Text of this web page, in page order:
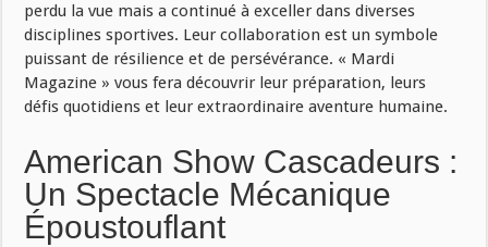
perdu la vue mais a continué à exceller dans diverses
disciplines sportives. Leur collaboration est un symbole
puissant de résilience et de persévérance. « Mardi
Magazine » vous fera découvrir leur préparation, leurs
défis quotidiens et leur extraordinaire aventure humaine.
American Show Cascadeurs :
Un Spectacle Mécanique
Époustouflant